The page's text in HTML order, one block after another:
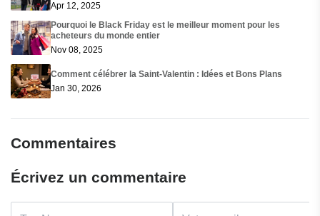
Apr 12, 2025
Pourquoi le Black Friday est le meilleur moment pour les
acheteurs du monde entier
Nov 08, 2025
Comment célébrer la Saint-Valentin : Idées et Bons Plans
Jan 30, 2026
Commentaires
Écrivez un commentaire